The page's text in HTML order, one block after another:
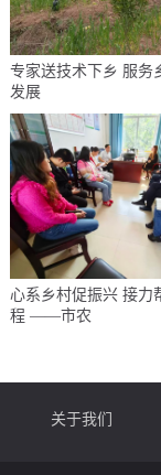
专家送技术下乡 服务
发展
心系乡村促振兴 接力
程 ——市农
关于我们